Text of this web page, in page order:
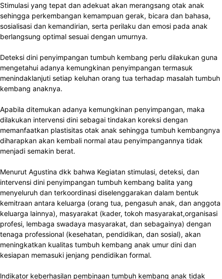
Stimulasi yang tepat dan adekuat akan merangsang otak anak
sehingga perkembangan kemampuan gerak, bicara dan bahasa,
sosialisasi dan kemandirian, serta perilaku dan emosi pada anak
berlangsung optimal sesuai dengan umurnya.
Deteksi dini penyimpangan tumbuh kembang perlu dilakukan guna
mengetahui adanya kemungkinan penyimpangan termasuk
menindaklanjuti setiap keluhan orang tua terhadap masalah tumbuh
kembang anaknya.
Apabila ditemukan adanya kemungkinan penyimpangan, maka
dilakukan intervensi dini sebagai tindakan koreksi dengan
memanfaatkan plastisitas otak anak sehingga tumbuh kembangnya
diharapkan akan kembali normal atau penyimpangannya tidak
menjadi semakin berat.
Menurut Agustina dkk bahwa Kegiatan stimulasi, deteksi, dan
intervensi dini penyimpangan tumbuh kembang balita yang
menyeluruh dan terkoordinasi diselenggarakan dalam bentuk
kemitraan antara keluarga (orang tua, pengasuh anak, dan anggota
keluarga lainnya), masyarakat (kader, tokoh masyarakat,organisasi
profesi, lembaga swadaya masyarakat, dan sebagainya) dengan
tenaga professional (kesehatan, pendidikan, dan sosial), akan
meningkatkan kualitas tumbuh kembang anak umur dini dan
kesiapan memasuki jenjang pendidikan formal.
lndikator keberhasilan pembinaan tumbuh kembang anak tidak